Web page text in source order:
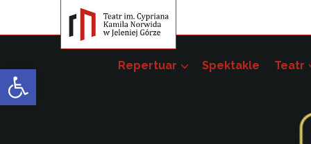
Open toolbar Repertuar Spektakle Teatr